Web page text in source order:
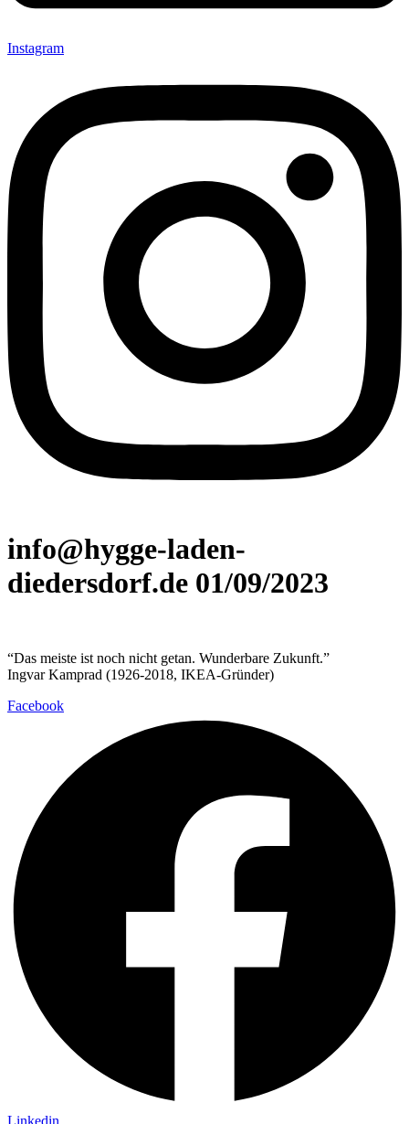
Instagram
info@hygge-laden-
diedersdorf.de 01/09/2023
“Das meiste ist noch nicht getan. Wunderbare Zukunft.”
Ingvar Kamprad (1926-2018, IKEA-Gründer)
Facebook
Linkedin